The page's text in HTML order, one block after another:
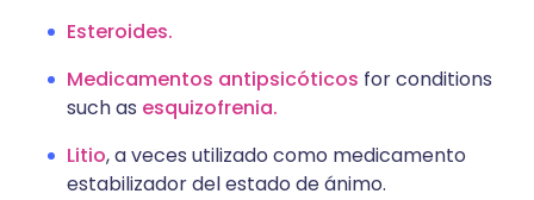
Esteroides.
Medicamentos antipsicóticos for conditions
such as esquizofrenia.
Litio, a veces utilizado como medicamento
estabilizador del estado de ánimo.